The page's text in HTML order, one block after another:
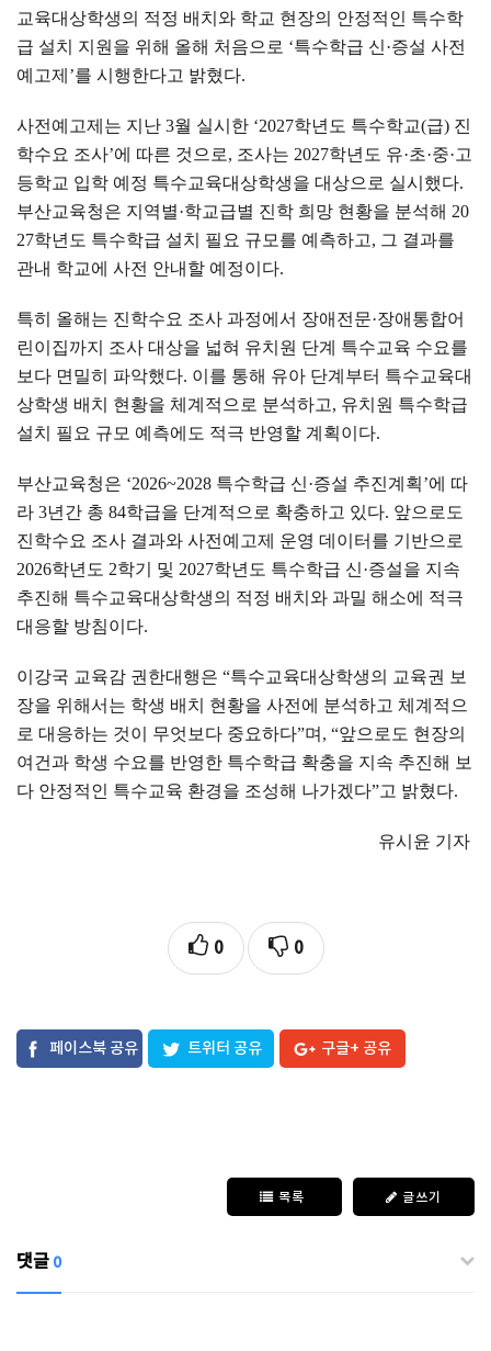
교육대상학생의 적정 배치와 학교 현장의 안정적인 특수학
급 설치 지원을 위해 올해 처음으로 ‘특수학급 신·증설 사전
예고제 ’를 시행한다고 밝혔다.
사전예고제는 지난 3월 실시한 ‘2027학년도 특수학교(급) 진
학수요 조사’에 따른 것으로, 조사는 2027학년도 유·초·중·고
등학교 입학 예정 특수교육대상학생을 대상으로 실시했다.
부산교육청은 지역별·학교급별 진학 희망 현황을 분석해 20
27학년도 특수학급 설치 필요 규모를 예측하고, 그 결과를
관내 학교에 사전 안내할 예정이다.
특히 올해는 진학수요 조사 과정에서 장애전문·장애통합어
린이집까지 조사 대상을 넓혀 유치원 단계 특수교육 수요를
보다 면밀히 파악했다. 이를 통해 유아 단계부터 특수교육대
상학생 배치 현황을 체계적으로 분석하고, 유치원 특수학급
설치 필요 규모 예측에도 적극 반영할 계획이다.
부산교육청은 ‘2026~2028 특수학급 신·증설 추진계획’에 따
라 3년간 총 84학급을 단계적으로 확충하고 있다. 앞으로도
진학수요 조사 결과와 사전예고제 운영 데이터를 기반으로
2026학년도 2학기 및 2027학년도 특수학급 신·증설을 지속
추진해 특수교육대상학생의 적정 배치와 과밀 해소에 적극
대응할 방침이다.
이강국 교육감 권한대행은 “특수교육대상학생의 교육권 보
장을 위해서는 학생 배치 현황을 사전에 분석하고 체계적으
로 대응하는 것이 무엇보다 중요하다”며 , “앞으로도 현장의
여건과 학생 수요를 반영한 특수학급 확충을 지속 추진해 보
다 안정적인 특수교육 환경을 조성해 나가겠다”고 밝혔다.
유시윤 기자
0 0
페이스북 공유 트위터 공유 구글+ 공유
목록 글쓰기
댓글 0